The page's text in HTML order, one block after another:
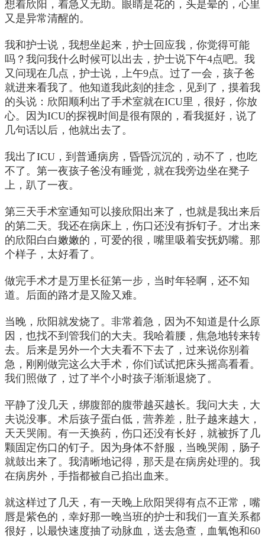
想着欣阳，着急又无助。眼睛是花的，头是晕的，心里
又是异常清醒的。
我和护士说，我想坐起来，护士回应我，你觉得可能
吗？我问我什么时候可以出去，护士说下午4点吧。我
又问现在几点，护士说，上午9点。过了一会，孩子爸
就进来看我了。他知道我此刻的挂念，见到了，摸着我
的头说：欣阳顺利出了手术室就在ICU里，很好，你放
心。因为ICU的探视时间是很有限的，看我挺好，说了
几句话以后，他就出去了。
我出了ICU，到普通病房，昏昏沉沉的，动不了，也吃
不了。第一夜孩子爸没有睡觉，就在我旁边坐在凳子
上，趴了一夜。
第三天手术室通知可以接欣阳出来了，也就是我出来后
的第二天。我还在病床上，伤口还没有拆钉子。才出来
的欣阳白白嫩嫩的，可爱的很，嘴里吸着安抚奶嘴。那
个样子，太好看了。
做完手术才是万里长征第一步，当时年轻啊，还不知
道。后面的路才是又险又难。
当晚，欣阳就发烧了。非常着急，因为不知道是什么原
因，也找不到管我们的大夫。我哈着腰，焦急地转来转
去。后来是另外一个大夫看不下去了，过来说你别着
急，刚刚做完这么大手术，你们试试把床头摇高看看。
我们照做了，过了半个小时孩子渐渐退烧了。
平静了没几天，绑腹部的腹带越买越长。我问大夫，大
夫说没事。术后孩子蛋白低，营养差，肚子越来越大，
天天哭闹。有一天换药，伤口还没有长好，就被拆了几
颗固定伤口的钉子。因为身体不舒服，当晚哭闹，肠子
就鼓出来了。我清晰地记得，那天是在病房处理的。我
在病房外，手指都被自己掐出血来。
就这样过了几天，有一天晚上欣阳哭得有点不正常，嘴
唇是紫色的，幸好那一晚当班的护士和我们一直关系都
很好，以最快速度抽了动脉血，送去急查，血氧饱和60